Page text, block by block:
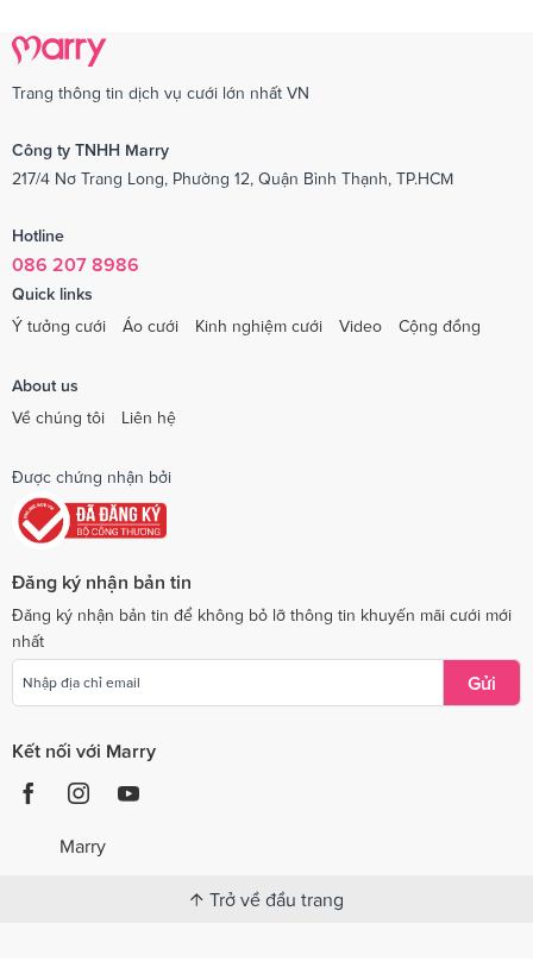
Trang thông tin dịch vụ cưới lớn nhất VN
Công ty TNHH Marry
217/4 Nơ Trang Long, Phường 12, Quận Bình Thạnh, TP.HCM
Hotline
086 207 8986
Quick links
Ý tưởng cưới
Áo cưới Kinh nghiệm cưới Video Cộng đồng
About us
Về chúng tôi
Liên hệ
Được chứng nhận bởi
Đăng ký nhận bản tin
Đăng ký nhận bản tin để không bỏ lỡ thông tin khuyến mãi cưới mới
nhất
Gửi
Kết nối với Marry
Marry
Trở về đầu trang